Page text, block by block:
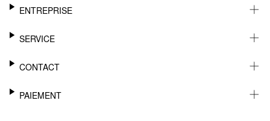
ENTREPRISE
CARRIÈRE
SERVICE
NEWSLETTER
MÉMO
CONTACT
AIDE
PAIEMENT